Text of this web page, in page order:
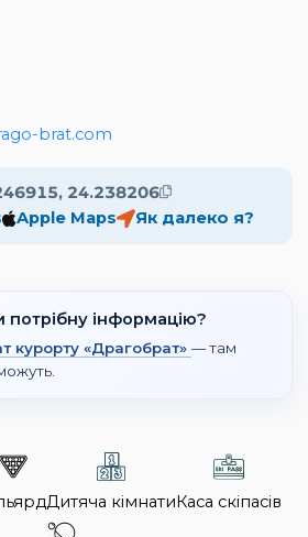
brat.com
24.238206
Apple Maps Як далеко я?
інформацію?
курорту «Драгобрат» — там
Дитяча кімнатиКаса скіпасів